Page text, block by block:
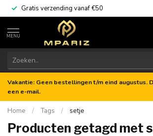
Gratis verzending vanaf €50
MENU
Vakantie: Geen bestellingen t/m eind augustus.
een e-mail.
Home / Tags / setje
Producten getagd met